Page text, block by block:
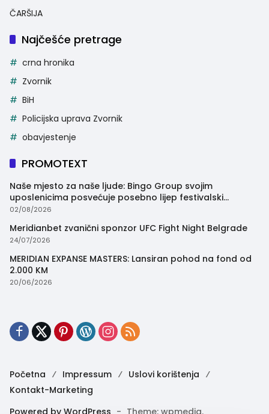
ČARŠIJA
Najčešće pretrage
crna hronika
Zvornik
BiH
Policijska uprava Zvornik
obavjestenje
PROMOTEXT
Naše mjesto za naše ljude: Bingo Group svojim
uposlenicima posvećuje posebno lijep festivalski
trenutak
02/08/2026
Meridianbet zvanični sponzor UFC Fight Night Belgrade
24/07/2026
MERIDIAN EXPANSE MASTERS: Lansiran pohod na fond od
2.000 KM
20/06/2026
Početna Impressum
Uslovi korištenja
Kontakt-Marketing